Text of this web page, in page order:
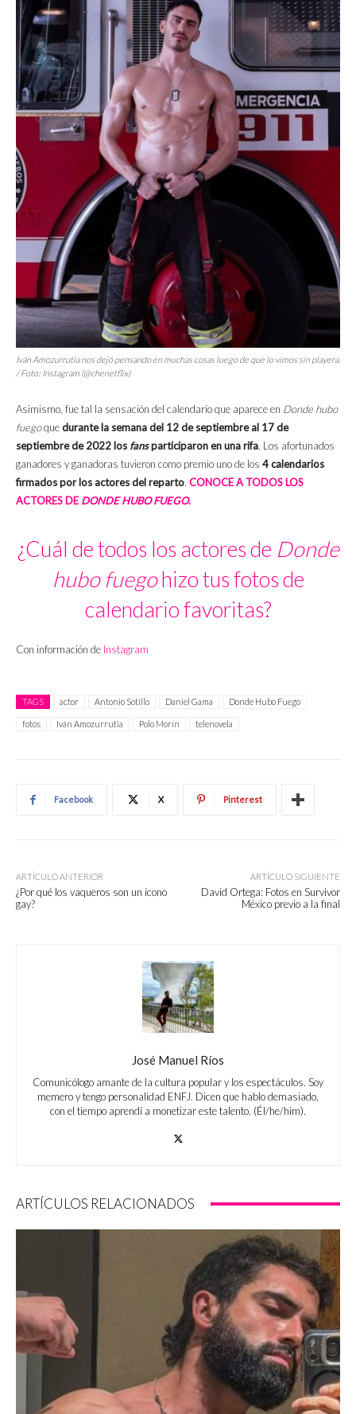
Iván Amozurrutia nos dejó pensando en muchas cosas luego de que lo vimos sin playera.
/ Foto: Instagram (@chenetflix)
Asimismo, fue tal la sensación del calendario que aparece en Donde hubo
fuegoquedurante la semana del 12 de septiembre al 17 de
septiembre de 2022 los fansparticiparon en una rifa. Los afortunados
ganadores y ganadoras tuvieron como premio uno de los 4 calendarios
firmados por los actores del reparto. CONOCE A TODOS LOS
ACTORES DE DONDE HUBO FUEGO.
¿Cuál de todos los actores de Donde
hubo fuegohizo tus fotos de
calendario favoritas?
Con información de Instagram
TAGS actor Antonio Sotillo Daniel Gama Donde Hubo Fuego
fotos Iván Amozurrutia Polo Morín telenovela
Facebook X Pinterest
ARTÍCULO ANTERIOR
¿Por qué los vaqueros son un ícono
gay?
ARTÍCULO SIGUIENTE
David Ortega: Fotos en Survivor
México previo a la final
José Manuel Ríos
Comunicólogo amante de la cultura popular y los espectáculos. Soy
memero y tengo personalidad ENFJ. Dicen que hablo demasiado,
con el tiempo aprendí a monetizar este talento. (Él/he/him).
ARTÍCULOS RELACIONADOS